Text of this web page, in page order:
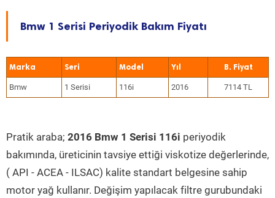
Bmw 1 Serisi Periyodik Bakım Fiyatı
Marka Seri Model Yıl
Bmw 1 Serisi 116i 2016 7114 TL
Pratik araba; 2016 Bmw 1 Serisi 116i periyodik
bakımında, üreticinin tavsiye ettiği viskotize değerlerinde,
( API - ACEA - ILSAC) kalite standart belgesine sahip
motor yağ kullanır. Değişim yapılacak filtre gurubundaki